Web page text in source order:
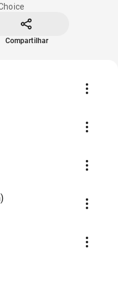
Compartilhar